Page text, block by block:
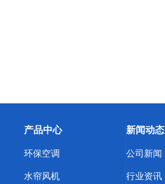
产品中心
环保空调
水帘风机
新闻动态
公司新闻
行业资讯